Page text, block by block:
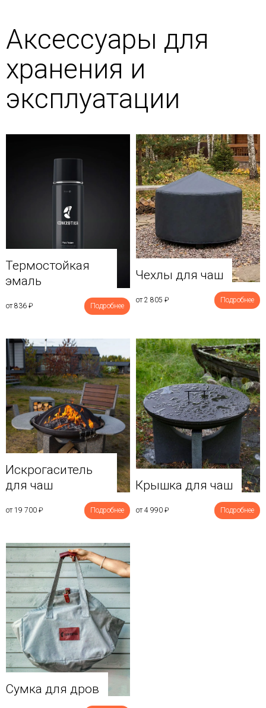
Аксессуары для
хранения и
эксплуатации
Термостойкая
эмаль
от 836 ₽ Подробнее
Чехлы для чаш
от 2 805 ₽ Подробнее
Искрогаситель
для чаш
от 19 700 ₽ Подробнее
Крышка для чаш
от 4 990 ₽ Подробнее
Сумка для дров